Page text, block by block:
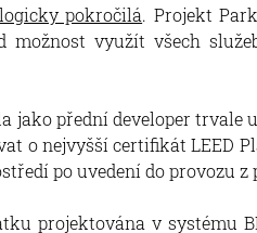
pokročilá. Projekt
možnost využít všech
jako přední developer
o nejvyšší certifikát LEED
po uvedení do provozu z
projektována v systému